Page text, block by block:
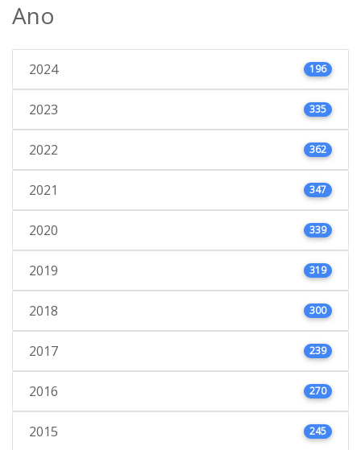
Ano
2024 196
2023 335
2022 362
2021 347
2020 339
2019 319
2018 300
2017 239
2016 270
2015 245